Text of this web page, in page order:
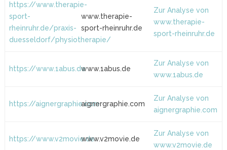
https://www.therapie-
sport-
rheinruhr.de/praxis-
duesseldorf/physiotherapie/
www.therapie-
sport-rheinruhr.de
Zur Analyse von
www.therapie-
sport-rheinruhr.de
https://www.1abus.dewww.1abus.de
Zur Analyse von
www.1abus.de
https://aignergraphie.comaignergraphie.com
Zur Analyse von
aignergraphie.com
https://www.v2movie.dewww.v2movie.de
Zur Analyse von
www.v2movie.de